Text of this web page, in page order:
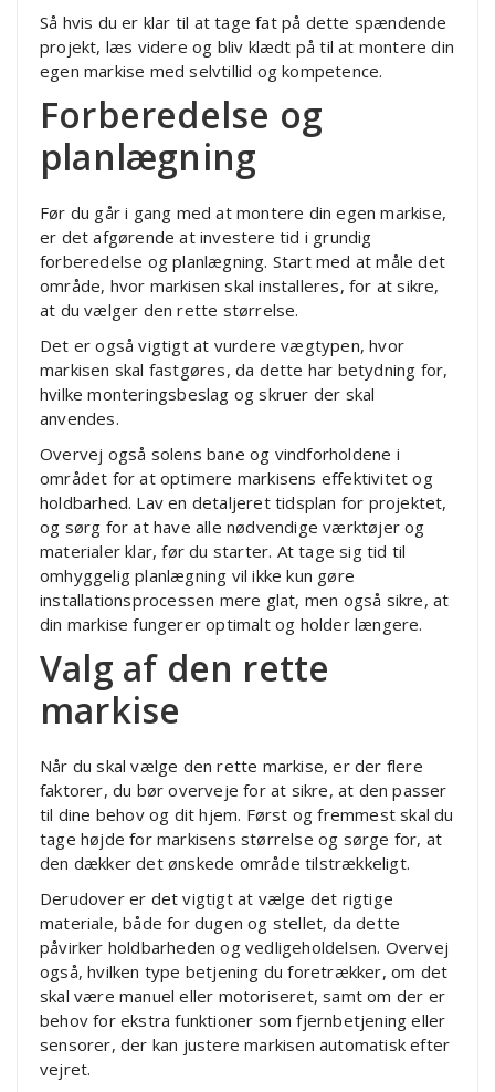
Så hvis du er klar til at tage fat på dette spændende
projekt, læs videre og bliv klædt på til at montere din
egen markise med selvtillid og kompetence.
Forberedelse og
planlægning
Før du går i gang med at montere din egen markise,
er det afgørende at investere tid i grundig
forberedelse og planlægning. Start med at måle det
område, hvor markisen skal installeres, for at sikre,
at du vælger den rette størrelse.
Det er også vigtigt at vurdere vægtypen, hvor
markisen skal fastgøres, da dette har betydning for,
hvilke monteringsbeslag og skruer der skal
anvendes.
Overvej også solens bane og vindforholdene i
området for at optimere markisens effektivitet og
holdbarhed. Lav en detaljeret tidsplan for projektet,
og sørg for at have alle nødvendige værktøjer og
materialer klar, før du starter. At tage sig tid til
omhyggelig planlægning vil ikke kun gøre
installationsprocessen mere glat, men også sikre, at
din markise fungerer optimalt og holder længere.
Valg af den rette
markise
Når du skal vælge den rette markise, er der flere
faktorer, du bør overveje for at sikre, at den passer
til dine behov og dit hjem. Først og fremmest skal du
tage højde for markisens størrelse og sørge for, at
den dækker det ønskede område tilstrækkeligt.
Derudover er det vigtigt at vælge det rigtige
materiale, både for dugen og stellet, da dette
påvirker holdbarheden og vedligeholdelsen. Overvej
også, hvilken type betjening du foretrækker, om det
skal være manuel eller motoriseret, samt om der er
behov for ekstra funktioner som fjernbetjening eller
sensorer, der kan justere markisen automatisk efter
vejret.